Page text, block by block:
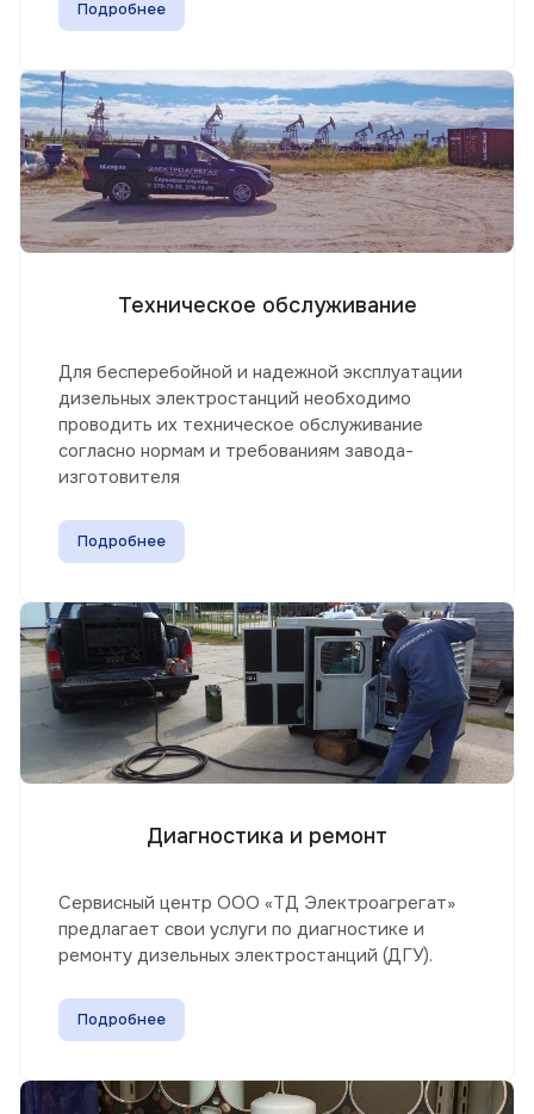
Подробнее
Техническое обслуживание
Для бесперебойной и надежной эксплуатации
дизельных электростанций необходимо
проводить их техническое обслуживание
согласно нормам и требованиям завода-
изготовителя
Подробнее
Диагностика и ремонт
Сервисный центр ООО «ТД Электроагрегат»
предлагает свои услуги по диагностике и
ремонту дизельных электростанций (ДГУ).
Подробнее